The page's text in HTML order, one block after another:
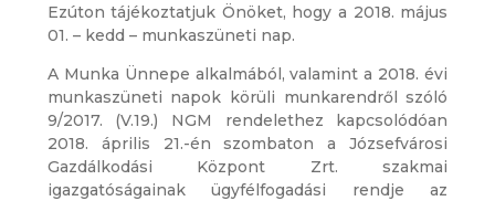
Ezúton tájékoztatjuk Önöket, hogy a 2018. május
01. – kedd – munkaszüneti nap.
A Munka Ünnepe alkalmából, valamint a 2018. évi
munkaszüneti napok körüli munkarendről szóló
9/2017. (V.19.) NGM rendelethez kapcsolódóan
2018. április 21.-én szombaton a Józsefvárosi
Gazdálkodási Központ Zrt. szakmai
igazgatóságainak ügyfélfogadási rendje az